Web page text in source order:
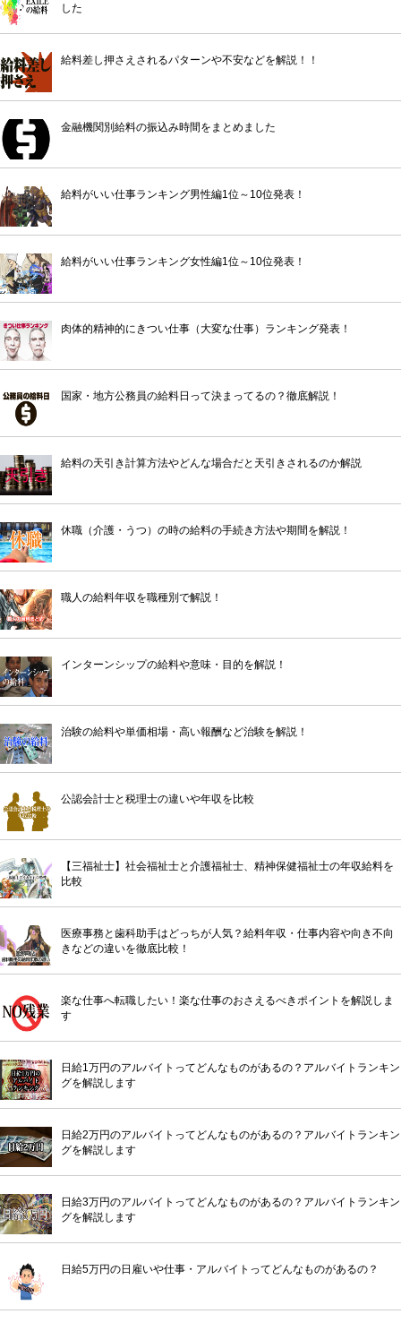
した
給料差し押さえされるパターンや不安などを解説！！
金融機関別給料の振込み時間をまとめました
給料がいい仕事ランキング男性編1位～10位発表！
給料がいい仕事ランキング女性編1位～10位発表！
肉体的精神的にきつい仕事（大変な仕事）ランキング発表！
国家・地方公務員の給料日って決まってるの？徹底解説！
給料の天引き計算方法やどんな場合だと天引きされるのか解説
休職（介護・うつ）の時の給料の手続き方法や期間を解説！
職人の給料年収を職種別で解説！
インターンシップの給料や意味・目的を解説！
治験の給料や単価相場・高い報酬など治験を解説！
公認会計士と税理士の違いや年収を比較
【三福祉士】社会福祉士と介護福祉士、精神保健福祉士の年収給料を
比較
医療事務と歯科助手はどっちが人気？給料年収・仕事内容や向き不向
きなどの違いを徹底比較！
楽な仕事へ転職したい！楽な仕事のおさえるべきポイントを解説しま
す
日給1万円のアルバイトってどんなものがあるの？アルバイトランキン
グを解説します
日給2万円のアルバイトってどんなものがあるの？アルバイトランキン
グを解説します
日給3万円のアルバイトってどんなものがあるの？アルバイトランキン
グを解説します
日給5万円の日雇いや仕事・アルバイトってどんなものがあるの？